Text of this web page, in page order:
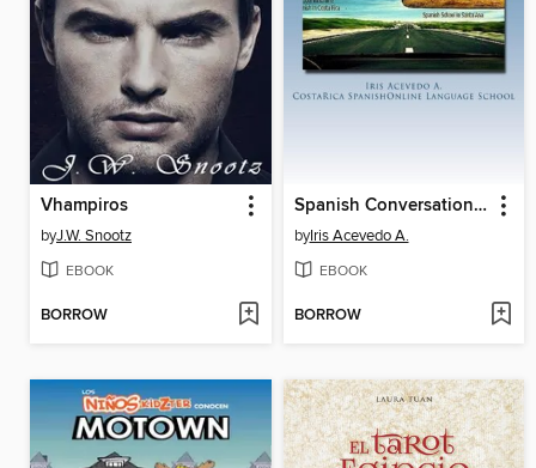
Vhampiros
byJ.W. Snootz
EBOOK
BORROW
Spanish Conversation Book For Beginners II
byIris Acevedo A.
EBOOK
BORROW